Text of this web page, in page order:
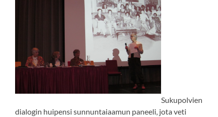
Sukupolvien
dialogin huipensi sunnuntaiaamun paneeli, jota veti